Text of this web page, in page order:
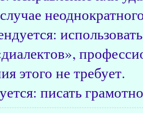
этого не требует.
писать